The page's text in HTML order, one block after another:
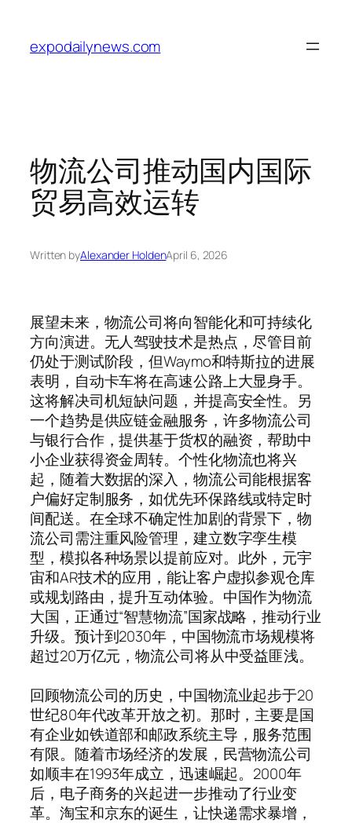
content
expodailynews.com
物流公司推动国内国际
贸易高效运转
Written byAlexander HoldenApril 6, 2026
展望未来，物流公司将向智能化和可持续化
方向演进。无人驾驶技术是热点，尽管目前
仍处于测试阶段，但Waymo和特斯拉的进展
表明，自动卡车将在高速公路上大显身手。
这将解决司机短缺问题，并提高安全性。另
一个趋势是供应链金融服务，许多物流公司
与银行合作，提供基于货权的融资，帮助中
小企业获得资金周转。个性化物流也将兴
起，随着大数据的深入，物流公司能根据客
户偏好定制服务，如优先环保路线或特定时
间配送。在全球不确定性加剧的背景下，物
流公司需注重风险管理，建立数字孪生模
型，模拟各种场景以提前应对。此外，元宇
宙和AR技术的应用，能让客户虚拟参观仓库
或规划路由，提升互动体验。中国作为物流
大国，正通过“智慧物流”国家战略，推动行业
升级。预计到2030年，中国物流市场规模将
超过20万亿元，物流公司将从中受益匪浅。
回顾物流公司的历史，中国物流业起步于20
世纪80年代改革开放之初。那时，主要是国
有企业如铁道部和邮政系统主导，服务范围
有限。随着市场经济的发展，民营物流公司
如顺丰在1993年成立，迅速崛起。2000年
后，电子商务的兴起进一步推动了行业变
革。淘宝和京东的诞生，让快递需求暴增，